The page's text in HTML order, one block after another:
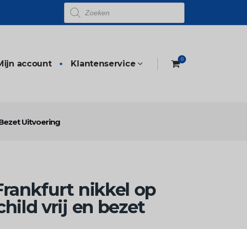
Producten
zoeken
0
account Klantenservice
Uitvoering
nikkel op
vrij en bezet